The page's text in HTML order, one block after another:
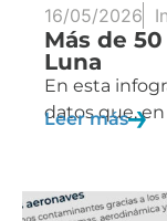
16/05/2026
Más de
Luna
En esta
datos que,
Leer más